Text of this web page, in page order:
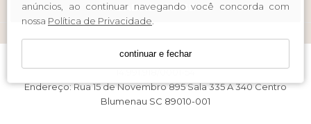
anúncios, ao continuar navegando você concorda com
nossa Política de Privacidade.
continuar e fechar
CADASTRE-SE
Karine Moser Comercio de Vestuario LTDA / CNPJ:
14.991.918/0001-54
Endereço: Rua 15 de Novembro 895 Sala 335 A 340 Centro
Blumenau SC 89010-001